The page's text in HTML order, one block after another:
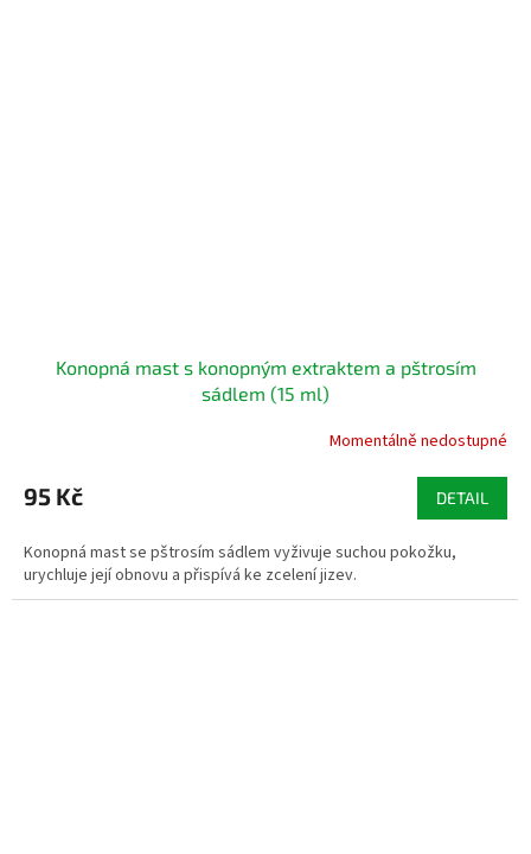
Konopná mast s konopným extraktem a pštrosím
sádlem (15 ml)
produktu
je
z
5
hvězdiček.
Momentálně nedostupné
95 Kč DETAIL
Konopná mast se pštrosím sádlem vyživuje suchou pokožku,
urychluje její obnovu a přispívá ke zcelení jizev.